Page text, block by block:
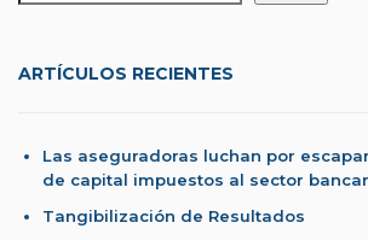
ARTÍCULOS RECIENTES
Las aseguradoras luchan por
de capital impuestos al sector
Tangibilización de Resultados